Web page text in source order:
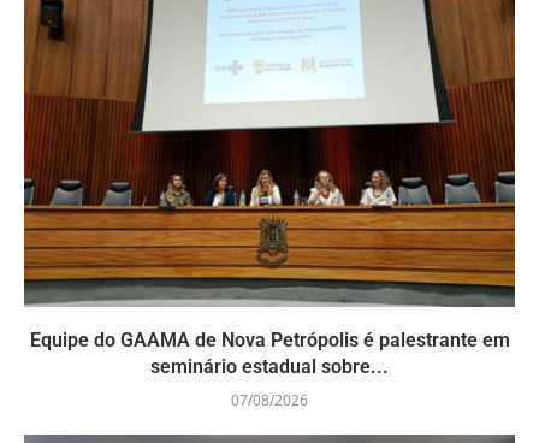
Equipe do GAAMA de Nova Petrópolis é palestrante em
seminário estadual sobre...
07/08/2026